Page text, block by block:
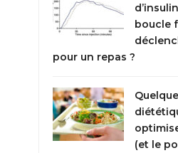
boucle
pour un repas ?
(et le